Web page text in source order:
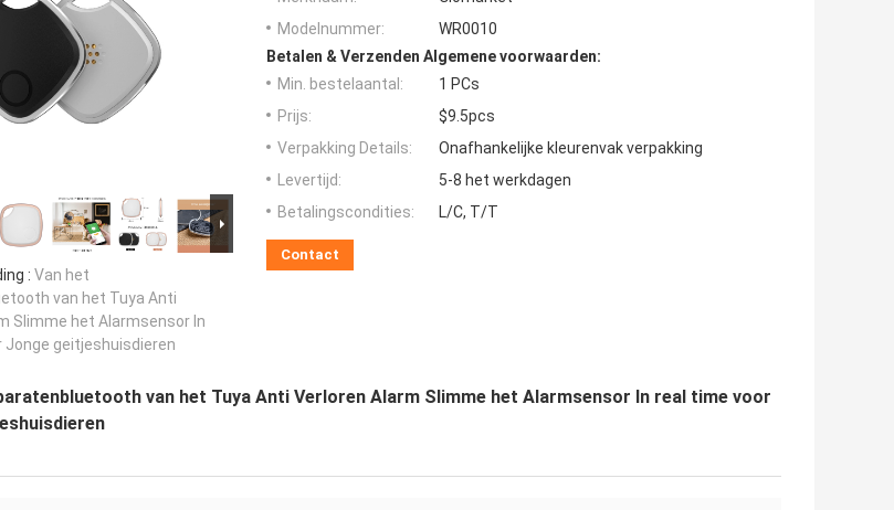
: Van het
van het Tuya Anti
Slimme het Alarmsensor In
Jonge geitjeshuisdieren
Modelnummer:
WR0010
Betalen & Verzenden Algemene voorwaarden:
Min. bestelaantal:
1 PCs
Prijs:
$9.5pcs
Verpakking Details:
Onafhankelijke kleurenvak verpakking
Levertijd:
5-8 het werkdagen
Betalingscondities:
L/C, T/T
Contact
van het Tuya Anti Verloren Alarm Slimme het Alarmsensor In real time voor